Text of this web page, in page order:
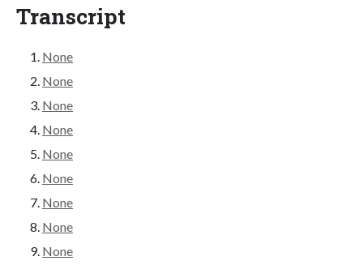
Transcript
None
None
None
None
None
None
None
None
None